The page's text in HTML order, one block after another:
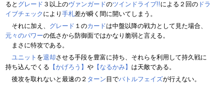
ると グレード ３以上のヴァンガードのツインドライブ!!による２回の ドラ
イブチェック により 手札差が瞬く間に開いてしまう。
それに加え、 グレード １のカードは中盤以降の戦力として見た場合、
元々のパワーの低さから防御面ではかなり脆弱と言える。
まさに特攻である。
ユニット を退却させる手段を豊富に持ち、それらを利用して持久戦に
持ち込んでくる 【かげろう】 や 【なるかみ】 は天敵である。
後攻を取れないと最速の２ ターン 目でバトルフェイズが行えない。